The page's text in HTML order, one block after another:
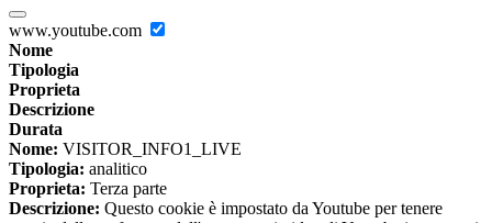
www.youtube.com
Nome
Tipologia
Proprieta
Descrizione
Durata
Nome: VISITOR_INFO1_LIVE
Tipologia: analitico
Proprieta: Terza parte
Descrizione: Questo cookie è impostato da Youtube per tenere